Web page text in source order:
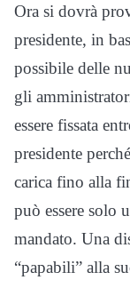
Ora si dovrà
presidente, in
possibile delle
gli
essere fissata
presidente
carica fino alla
può essere solo
mandato. Una
“papabili” alla